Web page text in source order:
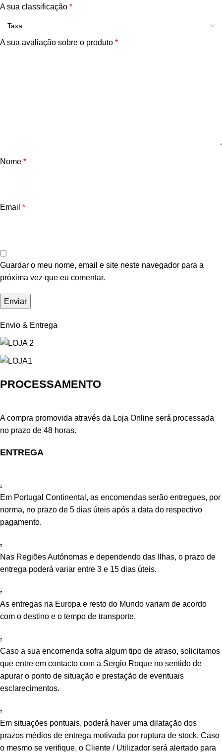
A sua classificação *
A sua avaliação sobre o produto *
Nome *
Email *
Guardar o meu nome, email e site neste navegador para a
próxima vez que eu comentar.
Envio & Entrega
PROCESSAMENTO
A compra promovida através da Loja Online será processada
no prazo de 48 horas.
ENTREGA
Em Portugal Continental, as encomendas serão entregues, por
norma, no prazo de 5 dias úteis após a data do respectivo
pagamento.
Nas Regiões Autónomas e dependendo das Ilhas, o prazo de
entrega poderá variar entre 3 e 15 dias úteis.
As entregas na Europa e resto do Mundo variam de acordo
com o destino e o tempo de transporte.
Caso a sua encomenda sofra algum tipo de atraso, solicitamos
que entre em contacto com a Sergio Roque no sentido de
apurar o ponto de situação e prestação de eventuais
esclarecimentos.
Em situações pontuais, poderá haver uma dilatação dos
prazos médios de entrega motivada por ruptura de stock. Caso
o mesmo se verifique, o Cliente / Utilizador será alertado para